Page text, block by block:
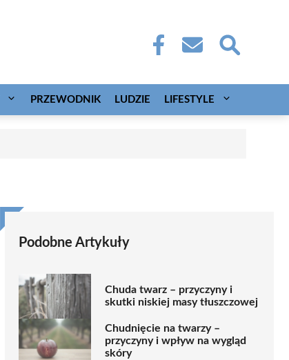
PRZEWODNIK LUDZIE LIFESTYLE
Podobne Artykuły
Chuda twarz – przyczyny i
skutki niskiej masy tłuszczowej
Chudnięcie na twarzy –
przyczyny i wpływ na wygląd
skóry